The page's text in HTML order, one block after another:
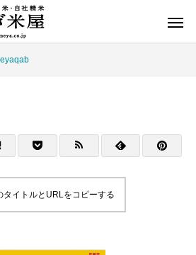
米コラム
タイトルとURLをコピーする